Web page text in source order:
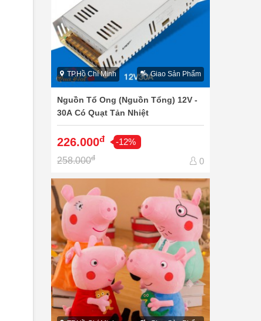
TP.Hồ Chí Minh Giao Sản Phẩm
Nguồn Tổ Ong (Nguồn Tổng) 12V -
30A Có Quạt Tản Nhiệt
226.000đ
-12%
258.000đ 0